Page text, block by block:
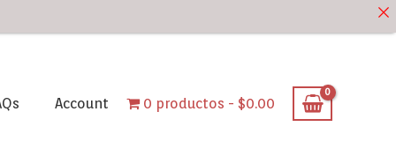
Account 0 productos $0.00